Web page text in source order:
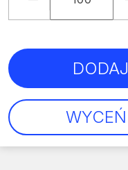
WYCEŃ
DODAJ